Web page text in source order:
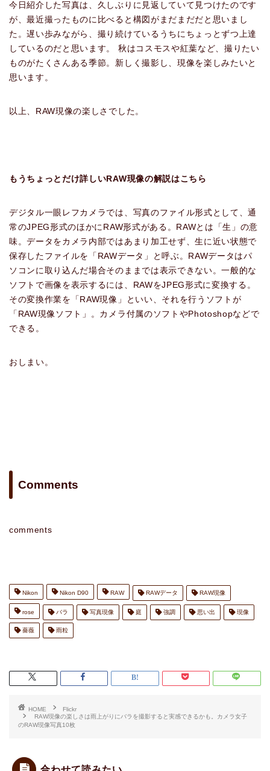
今日紹介した写真は、久しぶりに見返していて見つけたのです
が、最近撮ったものに比べると構図がまだまだだと思いまし
た。遅い歩みながら、撮り続けているうちにちょっとずつ上達
しているのだと思います。 秋はコスモスや紅葉など、撮りたい
ものがたくさんある季節。新しく撮影し、現像を楽しみたいと
思います。
以上、RAW現像の楽しさでした。
もうちょっとだけ詳しいRAW現像の解説はこちら
デジタル一眼レフカメラでは、写真のファイル形式として、通
常のJPEG形式のほかにRAW形式がある。RAWとは「生」の意
味。データをカメラ内部ではあまり加工せず、生に近い状態で
保存したファイルを「RAWデータ」と呼ぶ。RAWデータはパ
ソコンに取り込んだ場合そのままでは表示できない。一般的な
ソフトで画像を表示するには、RAWをJPEG形式に変換する。
その変換作業を「RAW現像」といい、それを行うソフトが
「RAW現像ソフト」。カメラ付属のソフトやPhotoshopなどで
できる。
おしまい。
Comments
comments
Nikon Nikon D90 RAW RAWデータ RAW現像
rose バラ 写真現像 庭 強調 思い出 現像
薔薇 雨粒
HOME
Flickr
RAW現像の楽しさは雨上がりにバラを撮影すると実感できるかも。カメラ女子
のRAW現像写真10枚